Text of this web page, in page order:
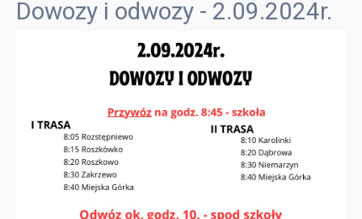
Dowozy i odwozy - 2.09.2024r.